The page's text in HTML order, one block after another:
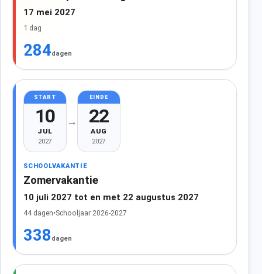
17 mei 2027
1 dag
284dagen
START
10
JUL
2027
→
EINDE
22
AUG
2027
SCHOOLVAKANTIE
Zomervakantie
10 juli 2027 tot en met 22 augustus 2027
44 dagen•Schooljaar 2026-2027
338 dagen